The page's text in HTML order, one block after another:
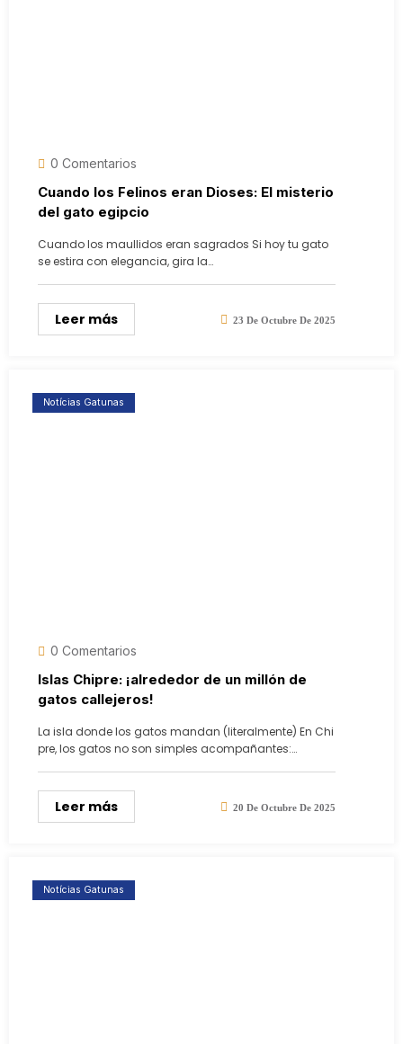
0 Comentarios
Cuando los Felinos eran Dioses: El misterio
del gato egipcio
Cuando los maullidos eran sagrados Si hoy tu gato
se estira con elegancia, gira la…
Leer más 23 De Octubre De 2025
Notícias Gatunas
0 Comentarios
Islas Chipre: ¡alrededor de un millón de
gatos callejeros!
La isla donde los gatos mandan (literalmente) En Chi
pre, los gatos no son simples acompañantes:…
Leer más 20 De Octubre De 2025
Notícias Gatunas